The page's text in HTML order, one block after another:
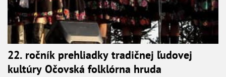
22. ročník prehliadky tradičnej ľudovej
kultúry Očovská folklórna hruda